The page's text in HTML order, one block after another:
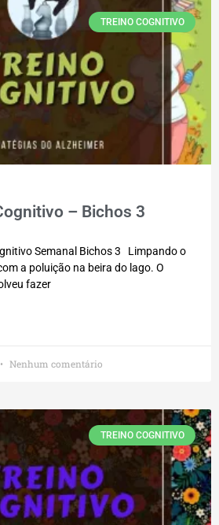
TREINO COGNITIVO
– Bichos 3
Semanal Bichos 3 Limpando o
a poluição na beira do lago. O
fazer
Nenhum comentário
TREINO COGNITIVO